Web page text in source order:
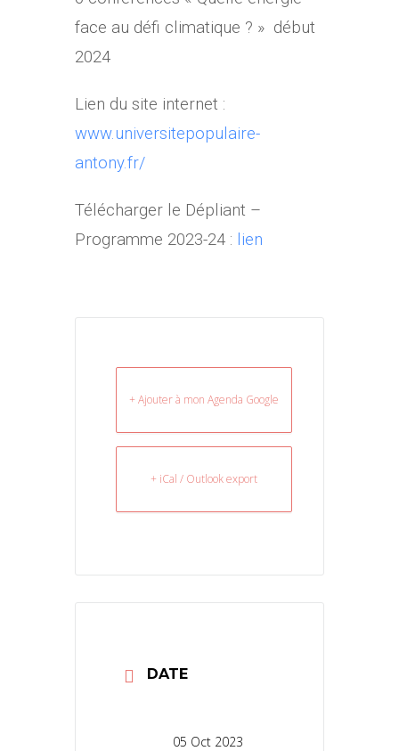
face au défi climatique ? » début
2024
Lien du site internet :
www.universitepopulaire-
antony.fr/
Télécharger le Dépliant –
Programme 2023-24 : lien
+ Ajouter à mon Agenda Google
+ iCal / Outlook export
DATE
05 Oct 2023